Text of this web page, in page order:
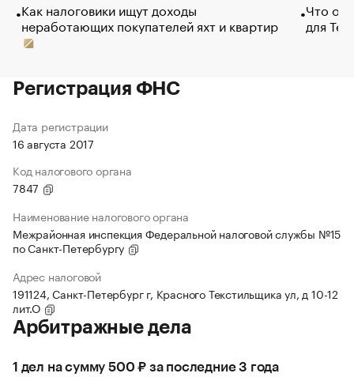
Как налоговики ищут доходы
неработающих покупателей яхт и квартир
Что
для
Регистрация ФНС
Дата регистрации
16 августа 2017
Код налогового органа
7847
Наименование налогового органа
Межрайонная инспекция Федеральной налоговой службы №15
по Санкт-Петербургу
Адрес налоговой
191124, Санкт-Петербург г, Красного Текстильщика ул, д 10-12
лит.О
Арбитражные дела
1 дел на сумму 500 ₽ за последние 3 года